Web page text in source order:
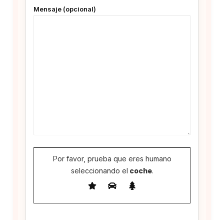
Mensaje (opcional)
Por favor, prueba que eres humano
seleccionando el coche.